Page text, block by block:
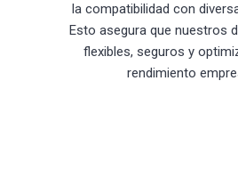
la compatibilidad con
Esto asegura que nuestros
flexibles, seguros y
rendimiento